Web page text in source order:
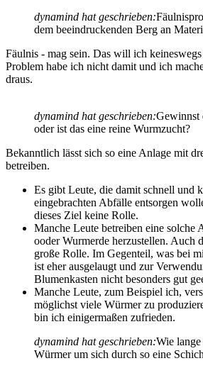
dynamind hat geschrieben:
dem beeindruckenden Berg an
Fäulnis - mag sein. Das will ich
Problem habe ich nicht damit und ich
draus.
dynamind hat geschrieben:Gewinnst
oder ist das eine reine Wurmzucht?
Bekanntlich lässt sich so eine Anlage mit
betreiben.
Es gibt Leute, die damit schnell und
eingebrachten Abfälle entsorgen
dieses Ziel keine Rolle.
Manche Leute betreiben eine solche
ooder Wurmerde herzustellen. Auch
große Rolle. Im Gegenteil, was bei
ist eher ausgelaugt und zur
Blumenkasten nicht besonders gut
Manche Leute, zum Beispiel ich,
möglichst viele Würmer zu
bin ich einigermaßen zufrieden.
dynamind hat geschrieben:Wie
Würmer um sich durch so eine